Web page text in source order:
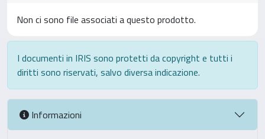
Non ci sono file associati a questo prodotto.
I documenti in IRIS sono protetti da copyright e tutti i
diritti sono riservati, salvo diversa indicazione.
Informazioni